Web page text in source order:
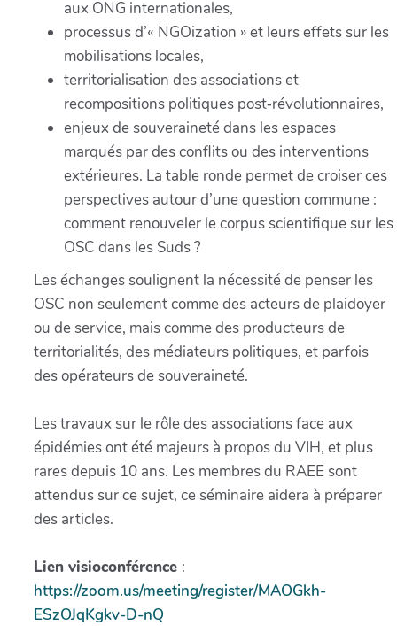
aux ONG internationales,
processus d’« NGOization » et leurs effets sur les
mobilisations locales,
territorialisation des associations et
recompositions politiques post‑révolutionnaires,
enjeux de souveraineté dans les espaces
marqués par des conflits ou des interventions
extérieures. La table ronde permet de croiser ces
perspectives autour d’une question commune :
comment renouveler le corpus scientifique sur les
OSC dans les Suds ?
Les échanges soulignent la nécessité de penser les
OSC non seulement comme des acteurs de plaidoyer
ou de service, mais comme des producteurs de
territorialités, des médiateurs politiques, et parfois
des opérateurs de souveraineté.
Les travaux sur le rôle des associations face aux
épidémies ont été majeurs à propos du VIH, et plus
rares depuis 10 ans. Les membres du RAEE sont
attendus sur ce sujet, ce séminaire aidera à préparer
des articles.
Lien visioconférence :
https://zoom.us/meeting/register/MAOGkh-
ESzOJqKgkv-D-nQ